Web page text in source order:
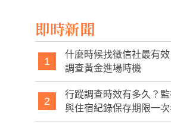
即時新聞
1
什麼時候找徵信社最有
調查黃金進場時機
2
行蹤調查時效有多久？
與住宿紀錄保存期限一次